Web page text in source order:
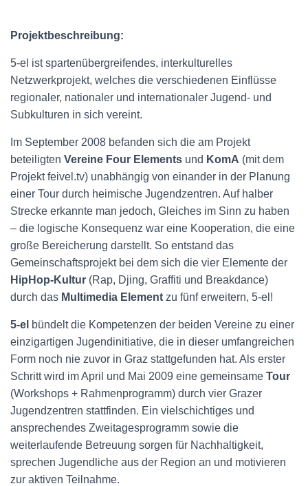
Projektbeschreibung:
5-el ist spartenübergreifendes, interkulturelles
Netzwerkprojekt, welches die verschiedenen Einflüsse
regionaler, nationaler und internationaler Jugend- und
Subkulturen in sich vereint.
Im September 2008 befanden sich die am Projekt
beteiligten Vereine Four Elements und KomA (mit dem
Projekt feivel.tv) unabhängig von einander in der Planung
einer Tour durch heimische Jugendzentren. Auf halber
Strecke erkannte man jedoch, Gleiches im Sinn zu haben
– die logische Konsequenz war eine Kooperation, die eine
große Bereicherung darstellt. So entstand das
Gemeinschaftsprojekt bei dem sich die vier Elemente der
HipHop-Kultur (Rap, Djing, Graffiti und Breakdance)
durch das Multimedia Element zu fünf erweitern, 5-el!
5-el bündelt die Kompetenzen der beiden Vereine zu einer
einzigartigen Jugendinitiative, die in dieser umfangreichen
Form noch nie zuvor in Graz stattgefunden hat. Als erster
Schritt wird im April und Mai 2009 eine gemeinsame Tour
(Workshops + Rahmenprogramm) durch vier Grazer
Jugendzentren stattfinden. Ein vielschichtiges und
ansprechendes Zweitagesprogramm sowie die
weiterlaufende Betreuung sorgen für Nachhaltigkeit,
sprechen Jugendliche aus der Region an und motivieren
zur aktiven Teilnahme.